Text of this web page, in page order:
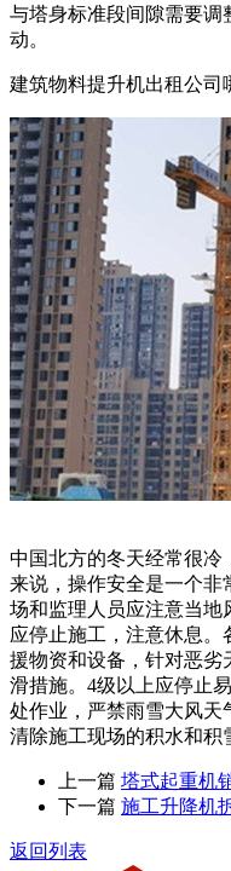
与塔身标准段间隙需要调
动。
建筑物料提升机出租公司
中国北方的冬天经常很冷
来说，操作安全是一个非
场和监理人员应注意当地
应停止施工，注意休息。
援物资和设备，针对恶劣
滑措施。4级以上应停止
处作业，严禁雨雪大风天
清除施工现场的积水和积
上一篇 塔式起重机
下一篇 施工升降机
返回列表